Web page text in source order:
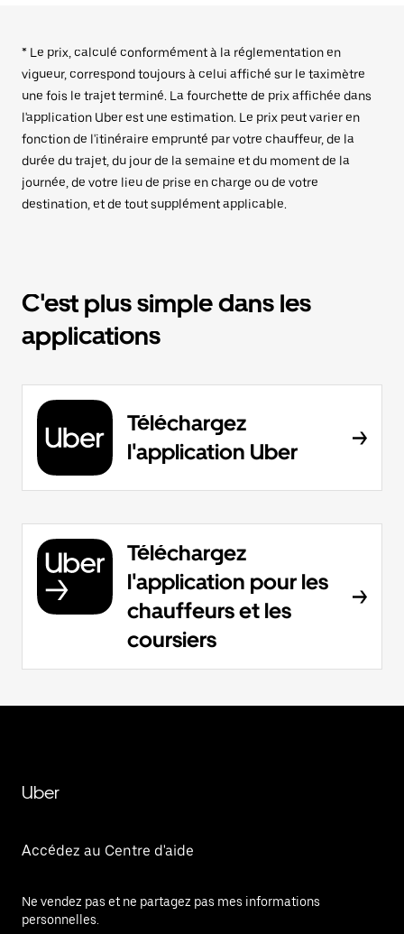
* Le prix, calculé conformément à la réglementation en
vigueur, correspond toujours à celui affiché sur le taximètre
une fois le trajet terminé. La fourchette de prix affichée dans
l'application Uber est une estimation. Le prix peut varier en
fonction de l'itinéraire emprunté par votre chauffeur, de la
durée du trajet, du jour de la semaine et du moment de la
journée, de votre lieu de prise en charge ou de votre
destination, et de tout supplément applicable.
C'est plus simple dans les
applications
Téléchargez
l'application Uber
Téléchargez
l'application pour les
chauffeurs et les
coursiers
Uber
Accédez au Centre d'aide
Ne vendez pas et ne partagez pas mes informations
personnelles.